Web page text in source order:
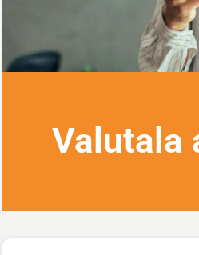
Valutala